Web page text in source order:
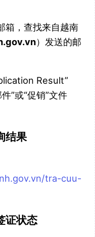
箱，查找来自越南
）发送的邮
Result”
”或“促销”文件
结果
tra-cuu-
证状态